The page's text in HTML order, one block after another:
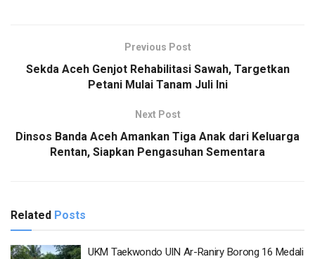
Previous Post
Sekda Aceh Genjot Rehabilitasi Sawah, Targetkan
Petani Mulai Tanam Juli Ini
Next Post
Dinsos Banda Aceh Amankan Tiga Anak dari Keluarga
Rentan, Siapkan Pengasuhan Sementara
Related Posts
UKM Taekwondo UIN Ar-Raniry Borong 16 Medali